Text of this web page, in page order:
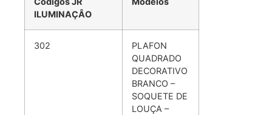
ILUMINAÇÂO
302
PLAFON
QUADRADO
DECORATIVO
BRANCO –
SOQUETE DE
LOUÇA –